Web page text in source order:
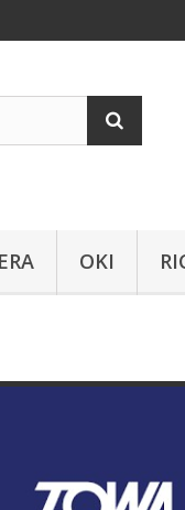
medição para
OKI